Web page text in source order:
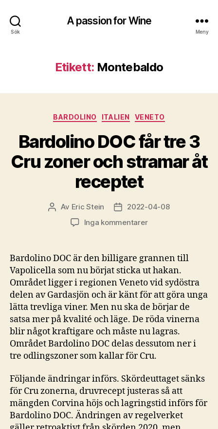
Sök
A passion for Wine
Meny
Etikett: Montebaldo
Kategorier
BARDOLINO ITALIEN VENETO
Bardolino DOC får tre 3
Cru zoner och stramar åt
receptet
Inläggsförfattare
Av Eric Stein Inläggsdatum
2022-04-08
Inga kommentarertill
tre
3
Cru
zoner
och
stramar
åt
receptet
Bardolino DOC är den billigare grannen till
Vapolicella som nu börjat sticka ut hakan.
Området ligger i regionen Veneto vid sydöstra
delen av Gardasjön och är känt för att göra unga
lätta trevliga viner. Men nu ska de börjar de
satsa mer på kvalité och läge. De röda vinerna
blir något kraftigare och måste nu lagras.
Området Bardolino DOC delas dessutom ner i
tre odlingszoner som kallar för Cru.
Följande ändringar införs. Skördeuttaget sänks
för Cru zonerna, druvrecept justeras så att
mängden Corvina höjs och lagringstid införs för
Bardolino DOC. Ändringen av regelverket